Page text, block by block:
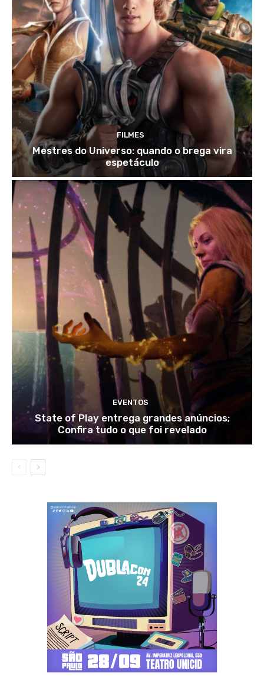
FILMES
Mestres do Universo: quando o brega vira
espetáculo
EVENTOS
State of Play entrega grandes anúncios;
Confira tudo o que foi revelado